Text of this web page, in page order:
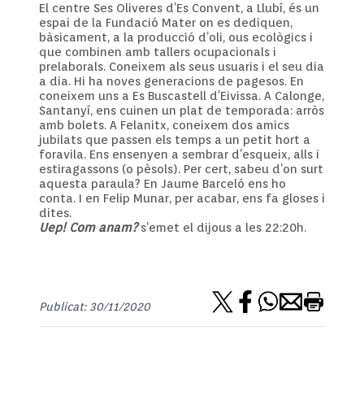
El centre Ses Oliveres d’Es Convent, a Llubí, és un
espai de la Fundació Mater on es dediquen,
bàsicament, a la producció d’oli, ous ecològics i
que combinen amb tallers ocupacionals i
prelaborals. Coneixem als seus usuaris i el seu dia
a dia. Hi ha noves generacions de pagesos. En
coneixem uns a Es Buscastell d’Eivissa. A Calonge,
Santanyí, ens cuinen un plat de temporada: arròs
amb bolets. A Felanitx, coneixem dos amics
jubilats que passen els temps a un petit hort a
foravila. Ens ensenyen a sembrar d’esqueix, alls i
estiragassons (o pèsols). Per cert, sabeu d’on surt
aquesta paraula? En Jaume Barceló ens ho
conta. I en Felip Munar, per acabar, ens fa gloses i
dites.
Uep! Com anam? s’emet el dijous a les 22:20h.
Publicat: 30/11/2020